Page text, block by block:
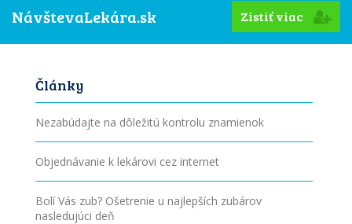
NávštevaLekára.sk
Zistiť viac
Články
Nezabúdajte na dôležitú kontrolu znamienok
Objednávanie k lekárovi cez internet
Bolí Vás zub? Ošetrenie u najlepších zubárov
nasledujúci deň